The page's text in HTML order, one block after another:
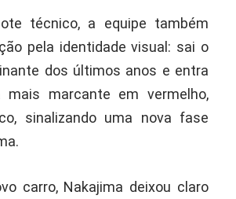
técnico, a equipe também
pela identidade visual: sai o
dos últimos anos e entra
mais marcante em vermelho,
sinalizando uma nova fase
carro, Nakajima deixou claro